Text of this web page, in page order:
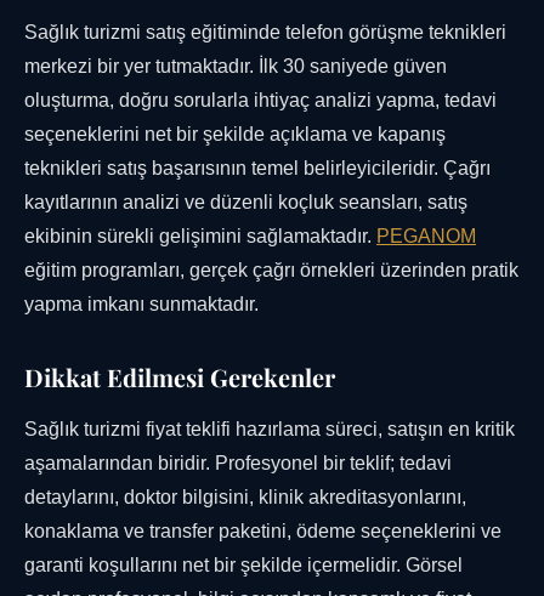
Sağlık turizmi satış eğitiminde telefon görüşme teknikleri
merkezi bir yer tutmaktadır. İlk 30 saniyede güven
oluşturma, doğru sorularla ihtiyaç analizi yapma, tedavi
seçeneklerini net bir şekilde açıklama ve kapanış
teknikleri satış başarısının temel belirleyicileridir. Çağrı
kayıtlarının analizi ve düzenli koçluk seansları, satış
ekibinin sürekli gelişimini sağlamaktadır. PEGANOM
eğitim programları, gerçek çağrı örnekleri üzerinden pratik
yapma imkanı sunmaktadır.
Dikkat Edilmesi Gerekenler
Sağlık turizmi fiyat teklifi hazırlama süreci, satışın en kritik
aşamalarından biridir. Profesyonel bir teklif; tedavi
detaylarını, doktor bilgisini, klinik akreditasyonlarını,
konaklama ve transfer paketini, ödeme seçeneklerini ve
garanti koşullarını net bir şekilde içermelidir. Görsel